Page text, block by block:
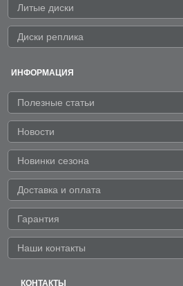
Литые диски
Диски реплика
ИНФОРМАЦИЯ
Полезные статьи
Новости
Новинки сезона
Доставка и оплата
Гарантия
Наши контакты
КОНТАКТЫ